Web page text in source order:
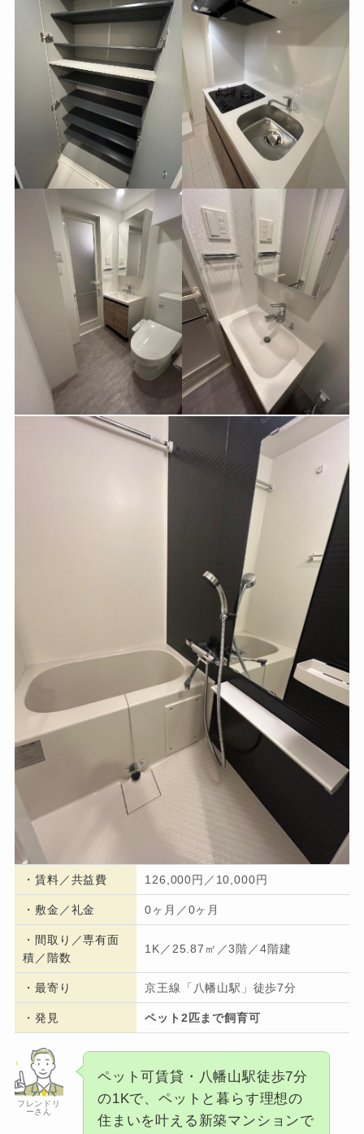
・賃料／共益費 126,000円／10,000円
・ 敷金／礼金 0ヶ月／0ヶ月
・間取り／専有面
積／階数
1K／25.87㎡／3階／4階建
・最寄り 京王線「八幡山駅」徒歩7分
・発見 ペット2匹まで飼育可
フレンドリ
ーさん
ペット可賃貸・八幡山駅徒歩7分
の1Kで、ペットと暮らす理想の
住まいを叶える新築マンションで